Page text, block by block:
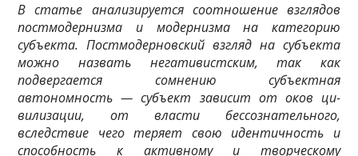
В статье анализируется соотношение взглядов
постмодернизма и модернизма на катего­рию
субъекта. Постмодерновский взгляд на субъекта
можно назвать негативистским, так как
подвергается сомнению субъектная
автономность — субъект зависит от оков ци­
вилизации, от власти бессознательного,
вследствие чего теряет свою идентичность и
способность к активному и творческому